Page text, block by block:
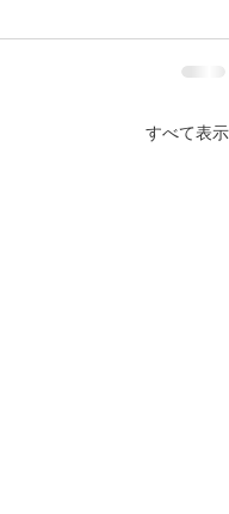
すべて表示